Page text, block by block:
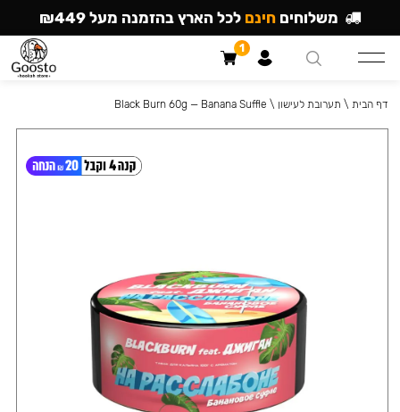
דף הבית \ תערובת לעישון \
Black Burn 60g — Banana Suffle
משלוחים חינם לכל הארץ בהזמנה מעל ₪449
1